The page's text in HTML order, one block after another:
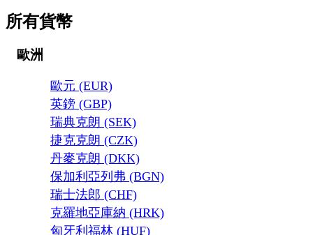
所有貨幣
歐洲
歐元 (EUR)
英鎊 (GBP)
瑞典克朗 (SEK)
捷克克朗 (CZK)
丹麥克朗 (DKK)
保加利亞列弗 (BGN)
瑞士法郎 (CHF)
克羅地亞庫納 (HRK)
匈牙利福林 (HUF)